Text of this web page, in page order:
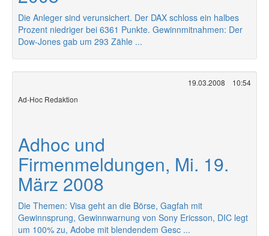
Die Anleger sind verunsichert. Der DAX schloss ein halbes
Prozent niedriger bei 6361 Punkte. Gewinnmitnahmen: Der
Dow-Jones gab um 293 Zähle ...
19.03.2008
10:54
Ad-Hoc Redaktion
Adhoc und
Firmenmeldungen, Mi. 19.
März 2008
Die Themen: Visa geht an die Börse, Gagfah mit
Gewinnsprung, Gewinnwarnung von Sony Ericsson, DIC legt
um 100% zu, Adobe mit blendendem Gesc ...